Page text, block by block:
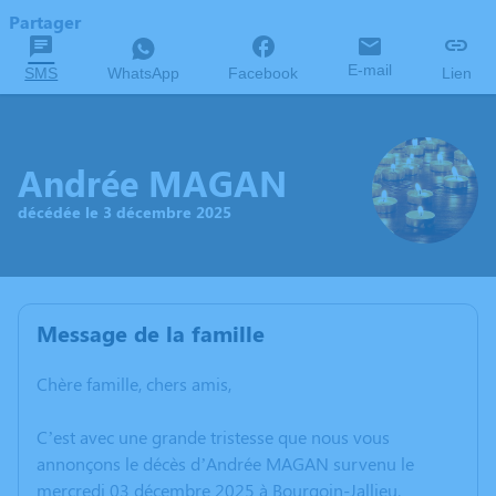
Partager
SMS WhatsApp Facebook E-mail Lien
Andrée MAGAN
décédée le 3 décembre 2025
Message de la famille
Chère famille, chers amis,
C’est avec une grande tristesse que nous vous
annonçons le décès d’Andrée MAGAN survenu le
mercredi 03 décembre 2025 à Bourgoin-Jallieu.